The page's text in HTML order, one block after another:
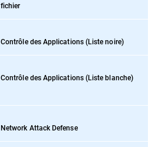
fichier
Contrôle des Applications (Liste noire)
Contrôle des Applications (Liste blanche)
Network Attack Defense